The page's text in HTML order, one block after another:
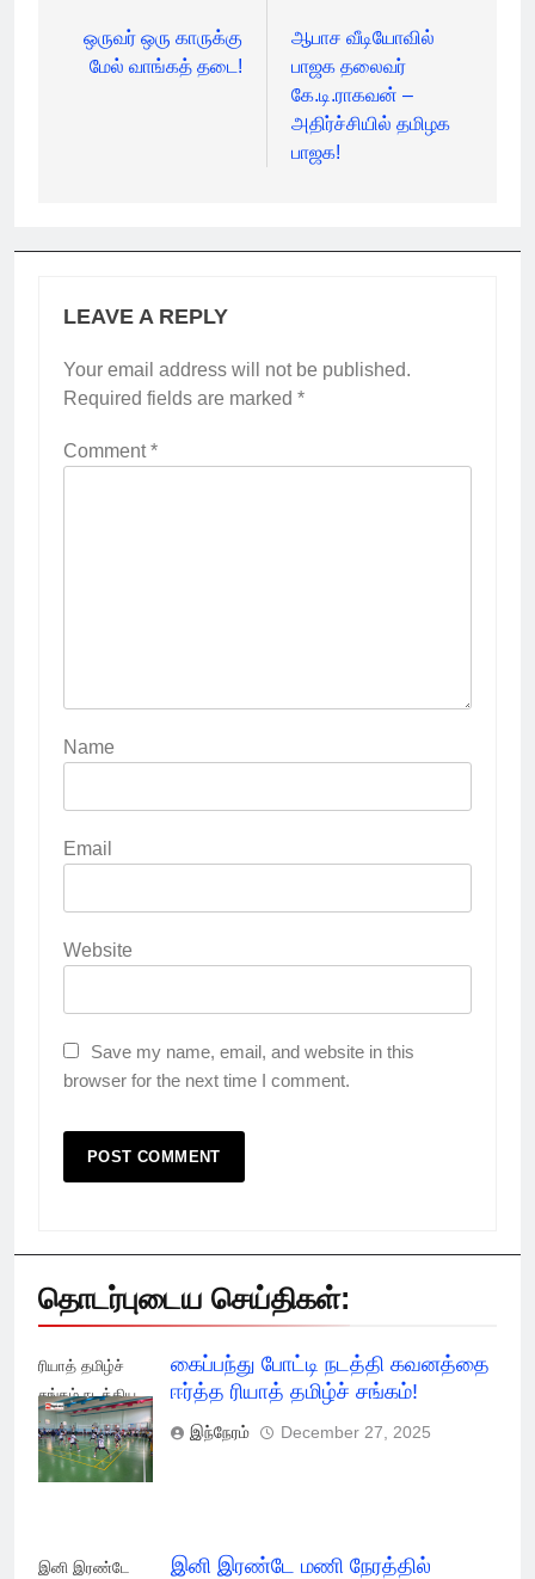
navigation
ஒருவர் ஒரு காருக்கு
மேல் வாங்கத் தடை!
ஆபாச வீடியோவில்
பாஜக தலைவர்
கே.டி.ராகவன் –
அதிர்ச்சியில் தமிழக
பாஜக!
LEAVE A REPLY
Your email address will not be published.
Required fields are marked *
Comment*
Name
Email
Website
Save my name, email, and website in this
browser for the next time I comment.
தொடர்புடைய செய்திகள்:
ரியாத் தமிழ்ச்
சங்கம் நடத்திய
கைப்பந்து போட்டி!
கைப்பந்து போட்டி நடத்தி கவனத்தை
ஈர்த்த ரியாத் தமிழ்ச் சங்கம்!
இந்நேரம் December 27, 2025
இனி இரண்டே
இனி இரண்டே மணி நேரத்தில்